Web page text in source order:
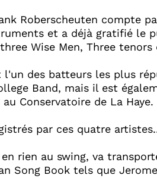
Roberscheuten compte
et a déjà gratifié le
Wise Men, Three tenors
des batteurs les plus
Band, mais il est
Conservatoire de La Haye.
par ces quatre
rien au swing, va
Song Book tels que